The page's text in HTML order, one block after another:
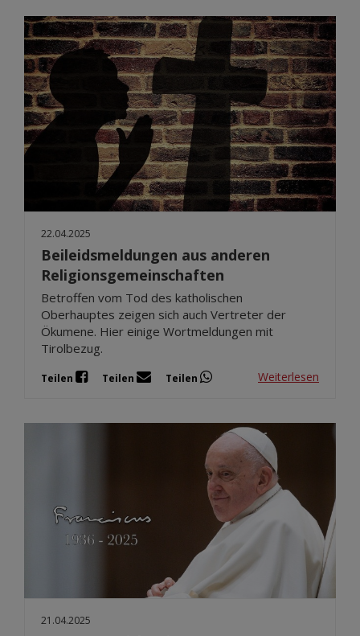
22.04.2025
Beileidsmeldungen aus anderen
Religionsgemeinschaften
Betroffen vom Tod des katholischen
Oberhauptes zeigen sich auch Vertreter der
Ökumene. Hier einige Wortmeldungen mit
Tirolbezug.
Teilen Teilen Teilen Weiterlesen
21.04.2025